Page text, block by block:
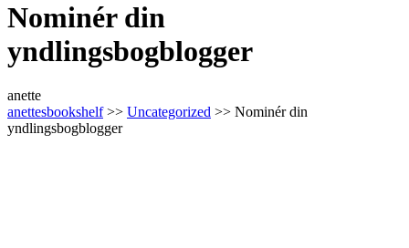
Nominér din
yndlingsbogblogger
anette
anettesbookshelf>> Uncategorized >> Nominér din
yndlingsbogblogger